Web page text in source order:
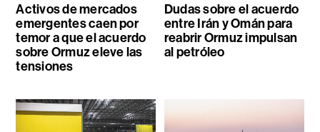
Activos de mercados
emergentes caen por
temor a que el acuerdo
sobre Ormuz eleve las
tensiones
Dudas sobre el acuerdo
entre Irán y Omán para
reabrir Ormuz impulsan
al petróleo